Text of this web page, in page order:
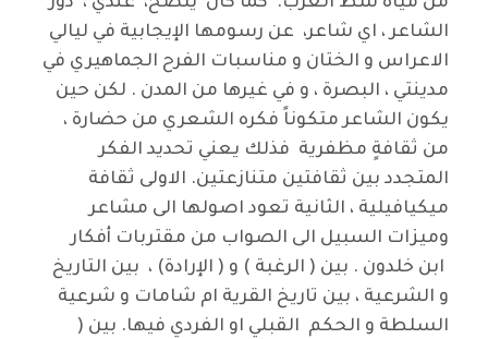
الشاعر ، اي شاعر، عن رسومها الإيجابية في ليالي
الاعراس و الختان و مناسبات الفرح الجماهيري في
مدينتي ، البصرة ، و في غيرها من المدن . لكن حين
يكون الشاعر متكوناً فكره الشعري من حضارة ،
من ثقافةٍ مظفرية فذلك يعني تحديد الفكر
المتجدد بين ثقافتين متنازعتين. الاولى ثقافة
ميكيافيلية ، الثانية تعود اصولها الى مشاعر
وميزات السبيل الى الصواب من مقتربات أفكار
ابن خلدون . بين ( الرغبة ) و ( الإرادة) ، بين التاريخ
و الشرعية ، بين تاريخ القرية ام شامات و شرعية
السلطة و الحكم القبلي او الفردي فيها. بين (